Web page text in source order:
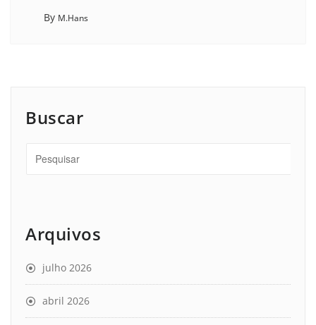
By M.Hans
Buscar
Arquivos
julho 2026
abril 2026